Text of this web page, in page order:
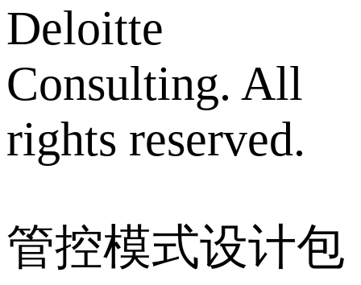
Deloitte
Consulting. All
rights reserved.
管控模式设计包